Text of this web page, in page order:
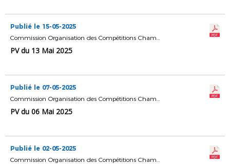
Publié le 15-05-2025
Commission Organisation des Compétitions Championnats & Coupes
PV du 13 Mai 2025
Publié le 07-05-2025
Commission Organisation des Compétitions Championnats & Coupes
PV du 06 Mai 2025
Publié le 02-05-2025
Commission Organisation des Compétitions Championnats & Coupes